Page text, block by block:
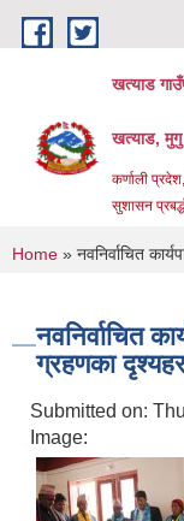
Skip to main content
खत्याड
खत्याड, मुगु
कर्णाली
सुशासन
You are
Home » नवनिर्वाचित
नवनिर्वाचित
ग्रहणका
Submitted on:
Image: